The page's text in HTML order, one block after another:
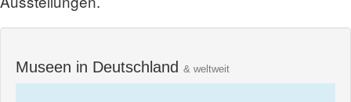
Museen in Deutschland & weltweit